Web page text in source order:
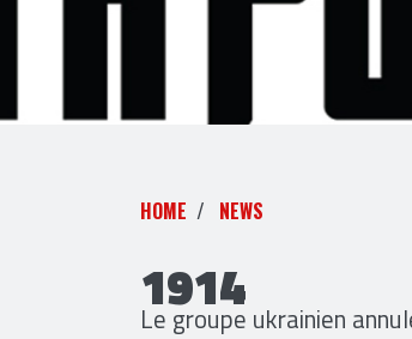
HOME NEWS
1914
Le groupe ukrainien